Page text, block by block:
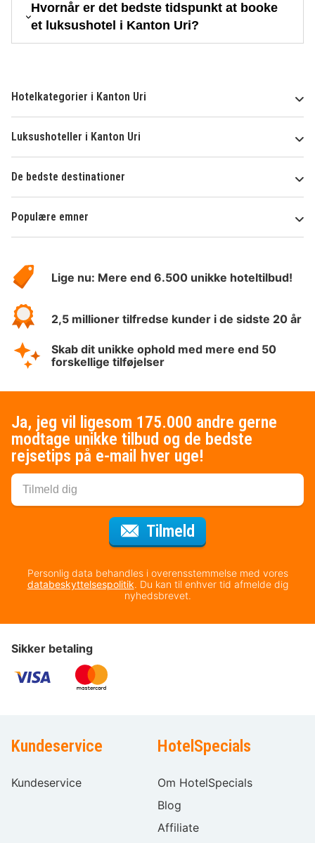
Hvornår er det bedste tidspunkt at booke
et luksushotel i Kanton Uri?
Hotelkategorier i Kanton Uri
Luksushoteller i Kanton Uri
De bedste destinationer
Populære emner
HotelSpecials
Lige nu: Mere end 6.500 unikke hoteltilbud!
2,5 millioner tilfredse kunder i de sidste 20 år
Skab dit unikke ophold med mere end 50
forskellige tilføjelser
Ja, jeg vil ligesom 175.000 andre gerne
modtage unikke tilbud og de bedste
rejsetips på e-mail hver uge!
Tilmeld
Personlig data behandles i overensstemmelse med vores
databeskyttelsespolitik. Du kan til enhver tid afmelde dig
nyhedsbrevet.
Sikker betaling
Kundeservice
Kundeservice
HotelSpecials
Om HotelSpecials
Blog
Affiliate